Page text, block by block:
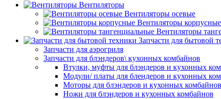
Вентиляторы
Вентиляторы осевые
Вентиляторы корпусные
Вентиляторы
Запчасти для бытовой
Запчасти для аэрогриля
Запчасти для блэндеров\ кухонных комбайнов
Втулки, муфты для блэндеров и кухонных
Модули/ платы для блендеров и кухонных
Моторы для блэндеров и кухонных комбайнов
Ножи для блэндеров и кухонных комбайнов